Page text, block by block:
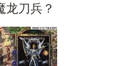
龙刀兵？